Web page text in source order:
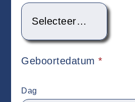
Geboortedatum*
Dag